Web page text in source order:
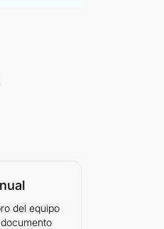
del equipo